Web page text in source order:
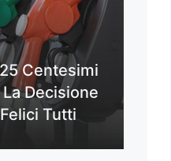
Centesimi
Decisione
Tutti